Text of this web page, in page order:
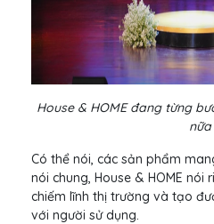
House & HOME đang từng
nữa
Có thể nói, các sản phẩm
nói chung, House & HOME
chiếm lĩnh thị trường và tạo
với người sử dụng.